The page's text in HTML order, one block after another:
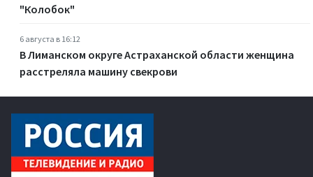
"Колобок"
6 августа в 16:12
В Лиманском округе Астраханской области женщина
расстреляла машину свекрови